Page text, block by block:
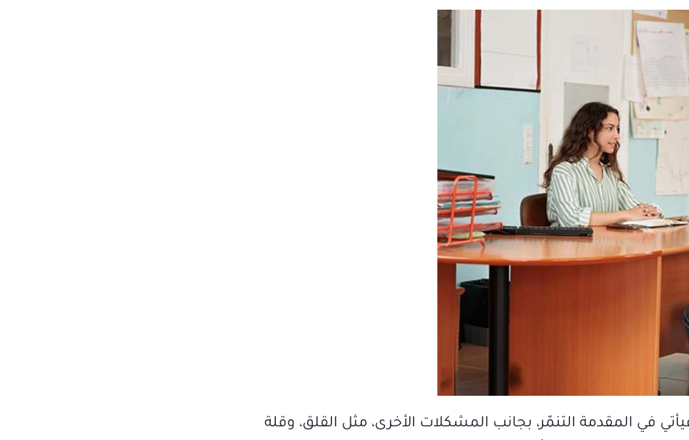
في المقدمة التنمّر، بجانب المشكلات الأخرى، مثل القلق، وقلة